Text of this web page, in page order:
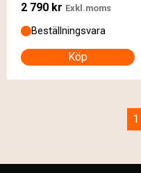
2 790 kr Exkl.moms
Beställningsvara
Köp
1